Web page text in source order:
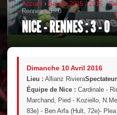
Accueil › Saison 2015 / 2016 ›
Rennes : 3 - 0
NICE - RENNES : 3 - 0
Dimanche 10 Avril 2016
Lieu : Allianz Riviera
Équipe de Nice : Cardinale -
Marchand, Pied - Koziello,
83e) - Ben Arfa (Hult, 72e)-